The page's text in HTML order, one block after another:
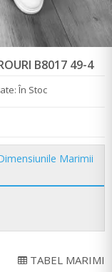
B8017 49-4
În Stoc
Marimii
TABEL MARIMI